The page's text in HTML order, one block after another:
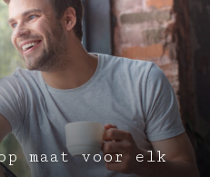
maat voor elk